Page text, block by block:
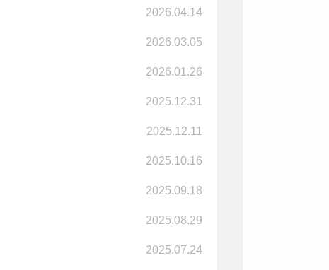
2026.04.14
2026.03.05
2026.01.26
2025.12.31
2025.12.11
2025.10.16
2025.09.18
2025.08.29
2025.07.24